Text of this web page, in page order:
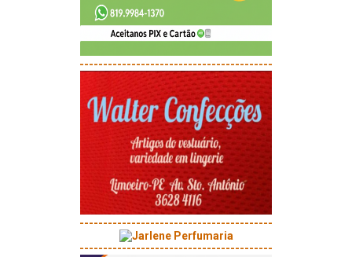
-----------------------------------------
-----------------------------------------
-----------------------------------------